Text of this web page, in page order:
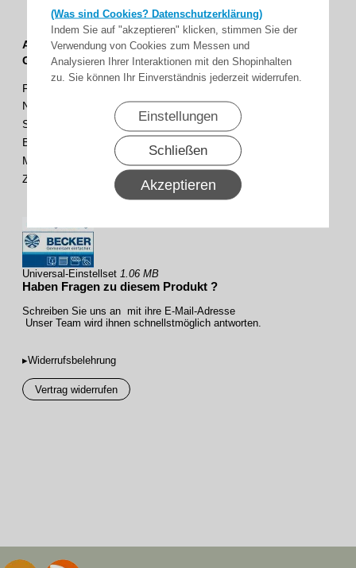
(Was sind Cookies? Datenschutzerklärung)
Indem Sie auf "akzeptieren" klicken, stimmen Sie der
Verwendung von Cookies zum Messen und
Analysieren Ihrer Interaktionen mit den Shopinhalten
zu. Sie können Ihr Einverständnis jederzeit widerrufen.
Einstellungen
Schließen
Akzeptieren
Art.-Nr.4935 000 001 0
GTIN.-Nr. 4251852913918
Farbe
Netzanschluss
230 V / 50 Hz
Schutzart
IP44
Belastbarkeit
max. 5A
Montageart
Aufputz / Unterputz
Zulässige Umgebungstemperatur
-10 bis +50 °C
Universal-Einstellset 1.06 MB
Haben Fragen zu diesem Produkt ?
Schreiben Sie uns an mit ihre E-Mail-Adresse
Unser Team wird ihnen schnellstmöglich antworten.
▸Widerrufsbelehrung
Vertrag widerrufen